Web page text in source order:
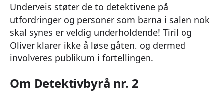
Underveis støter de to detektivene på
utfordringer og personer som barna i salen nok
skal synes er veldig underholdende! Tiril og
Oliver klarer ikke å løse gåten, og dermed
involveres publikum i fortellingen.
Om Detektivbyrå nr. 2